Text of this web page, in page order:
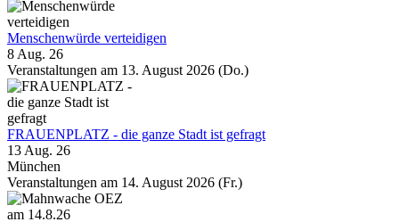
Menschenwürde verteidigen
8 Aug. 26
Veranstaltungen am 13. August 2026 (Do.)
FRAUENPLATZ - die ganze Stadt ist gefragt
13 Aug. 26
München
Veranstaltungen am 14. August 2026 (Fr.)